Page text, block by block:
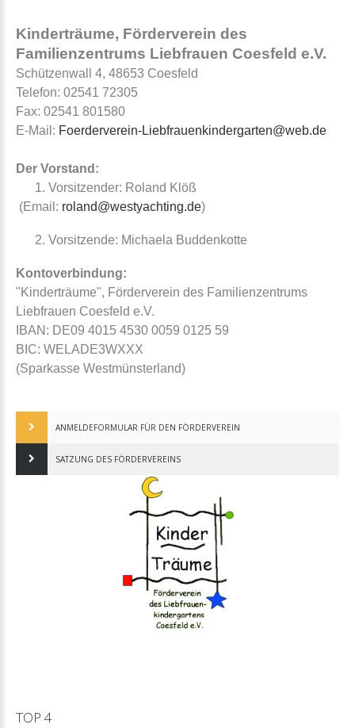
Kinderträume, Förderverein des
Familienzentrums Liebfrauen Coesfeld e.V.
Schützenwall 4, 48653 Coesfeld
Telefon: 02541 72305
Fax: 02541 801580
E-Mail: Foerderverein-Liebfrauenkindergarten@web.de
Der Vorstand:
1. Vorsitzender: Roland Klöß
(Email: roland@westyachting.de)
2. Vorsitzende: Michaela Buddenkotte
Kontoverbindung:
"Kinderträume", Förderverein des Familienzentrums
Liebfrauen Coesfeld e.V.
IBAN: DE09 4015 4530 0059 0125 59
BIC: WELADE3WXXX
(Sparkasse Westmünsterland)
ANMELDEFORMULAR FÜR DEN FÖRDERVEREIN
SATZUNG DES FÖRDERVEREINS
TOP 4